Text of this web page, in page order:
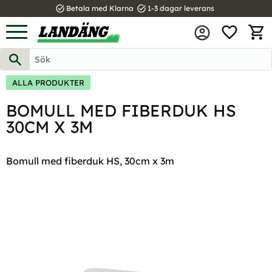
Meny
task_alt Betala med Klarna task_alt 1-3 dagar leverans
ALLA PRODUKTER
BOMULL MED FIBERDUK HS
30CM X 3M
Bomull med fiberduk HS, 30cm x 3m